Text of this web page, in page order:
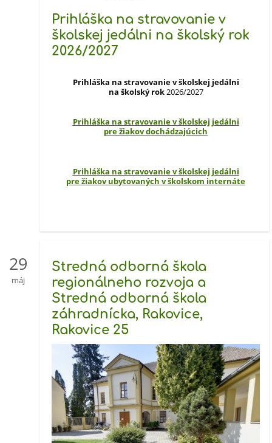
Prihláška na stravovanie v
školskej jedálni na školský rok
2026/2027
Prihláška na stravovanie v školskej jedálni
na školský rok2026/2027
Prihláška na stravovanie v školskej jedálni
pre žiakov dochádzajúcich
Prihláška na stravovanie v školskej jedálni
pre žiakov ubytovaných v školskom internáte
Stredná odborná škola
regionálneho rozvoja a
Stredná odborná škola
záhradnícka, Rakovice,
Rakovice 25
29
máj